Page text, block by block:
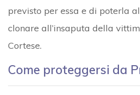
previsto per essa e di poterla
clonare all’insaputa della
Cortese.
Come proteggersi da